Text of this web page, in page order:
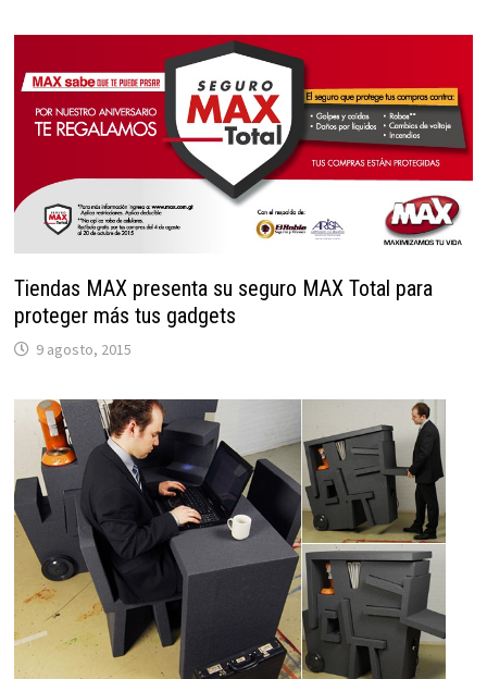
Tiendas MAX presenta su seguro MAX Total para
proteger más tus gadgets
9 agosto, 2015